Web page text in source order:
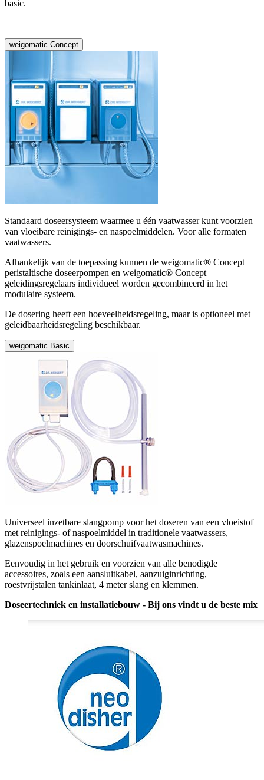
basic.
weigomatic Concept
Standaard doseersysteem waarmee u één vaatwasser kunt voorzien
van vloeibare reinigings- en naspoelmiddelen. Voor alle formaten
vaatwassers.
Afhankelijk van de toepassing kunnen de weigomatic® Concept
peristaltische doseerpompen en weigomatic® Concept
geleidingsregelaars individueel worden gecombineerd in het
modulaire systeem.
De dosering heeft een hoeveelheidsregeling, maar is optioneel met
geleidbaarheidsregeling beschikbaar.
weigomatic Basic
Universeel inzetbare slangpomp voor het doseren van een vloeistof
met reinigings- of naspoelmiddel in traditionele vaatwassers,
glazenspoelmachines en doorschuifvaatwasmachines.
Eenvoudig in het gebruik en voorzien van alle benodigde
accessoires, zoals een aansluitkabel, aanzuiginrichting,
roestvrijstalen tankinlaat, 4 meter slang en klemmen.
Doseertechniek en installatiebouw - Bij ons vindt u de beste mix